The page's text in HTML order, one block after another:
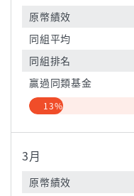
原幣績效
同組平均
同組排名
贏過同類基金
13%
3月
原幣績效